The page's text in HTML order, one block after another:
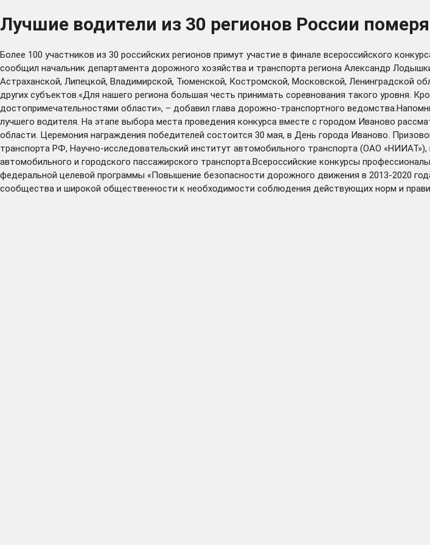
Лучшие водители из 30 регионов России
Более 100 участников из 30 российских регионов примут участие в финале всероссийского
сообщил начальник департамента дорожного хозяйства и транспорта региона Александр
Астраханской, Липецкой, Владимирской, Тюменской, Костромской, Московской, Ленинградской
других субъектов.«Для нашего региона большая честь принимать соревнования такого уровня.
достопримечательностями области», – добавил глава дорожно-транспортного
лучшего водителя. На этапе выбора места проведения конкурса вместе с городом Иваново
области. Церемония награждения победителей состоится 30 мая, в День города Иваново.
транспорта РФ, Научно-исследовательский институт автомобильного транспорта (ОАО
автомобильного и городского пассажирского транспорта.Всероссийские конкурсы
федеральной целевой программы «Повышение безопасности дорожного движения в 2013-2020
сообщества и широкой общественности к необходимости соблюдения действующих норм и